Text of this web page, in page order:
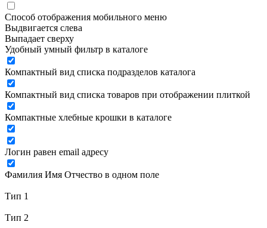
Способ отображения мобильного меню
Выдвигается слева
Выпадает сверху
Удобный умный фильтр в каталоге
Компактный вид списка подразделов каталога
Компактный вид списка товаров при отображении плиткой
Компактные хлебные крошки в каталоге
Логин равен email адресу
Фамилия Имя Отчество в одном поле
Тип 1
Тип 2